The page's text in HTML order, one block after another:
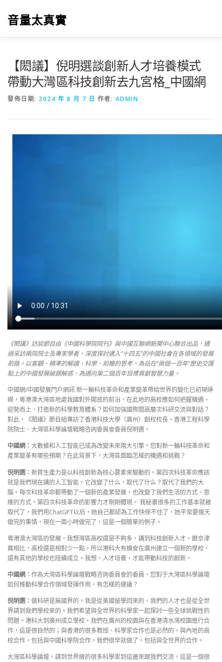
音量太真實
【閎議】倪明選談創新人才培養模式
帶動大灣區科技創新去九宮格_中國網
發佈日期: 2024 年 8 月 7 日 作者: ADMIN
《閎議》訪談節目由《中國科學院院刊》與中國互聯網新聞中心聯合出品，通
過采訪兩院院士及專家學者，深度探討邁入“十四五”的中國社會在各領域的發展
前路。以客觀、精準的解讀，科學、前瞻的思考，為站在“兩個一百年”歷史交匯
點上的中國發展破題解惑，為邁向第二個百年目標貢獻智慧力量。
中國網/中國發展門戶網訊 新一輪科技革命和產業變革帶給世界的變化已初現崢
嶸，粵港澳大灣區地處我國對外開放的前沿，在此地的高校應如何把握機遇、
迎勢而上，打造新的科學教育體系？如何加強國際間高層次科研交流與對話？
對此，《閎議》節目組專訪了香港科技大學（廣州）創校校長、香港工程科學
院院士、大灣區科學論壇戰略咨詢委員會委員倪明選。
中國網： 大數據和人工智能已成為改變未來兩大引擎。您對新一輪科技革命和
產業變革有哪些預期？在此背景下，大灣區面臨怎樣的機遇和挑戰？
倪明選： 新質生產力是以科技創新為核心要素來驅動的。第四次科技革命應該
就是我們現在講的人工智能，它改變了什么，取代了什么？取代了我們的大
腦。每次科技革命都帶動了一個新的產業發展，也改變了我們生活的方式、思
維的方式。第四次科技革命的影響力才剛剛體現。 我秘書很多的工作基本就被
取代了，我們用ChatGPT以后，她自己都認為工作快保不住了，她平常要幾天
做完的事情，現在一兩小時做完了，這是一個簡單的例子。
粵港澳大灣區的發展，我想灣區高校還是不夠多，講到科技創新人才，跟京津
冀相比，高校還是相對少一點。所以港科大有機會在廣州建立一個新的學校，
還有其他的學校也陸續成立。我想，人才培養，才能帶動科技的創新。
中國網： 作為大灣區科學論壇戰略咨詢委員會的委員，您對于大灣區科學論壇
如何推動科學合作領域發揮作用，有怎樣的建議？
倪明選： 做科研是無國界的，我是從美國留學回來的，我們的人才也是從全世
界請到我們學校來的。我們希望與全世界的科學家一起探討一些全球挑戰性的
問題。港科大到廣州成立學校，我們在廣州的校園與在香港清水灣校園進行合
作，這是很自然的；與香港的很多教授、科學家合作也是必然的，與內地的高
校合作，包括與中國科學院合作，我們很早就做了，包括與全世界的合作。
大灣區科學論壇，請到世界級的很多科學家到這邊來跟我們交流，這是一個很